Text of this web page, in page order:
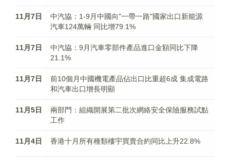
11月7日
中汽協：1-9月中國向"一帶一路"國家出口新能源
汽車124萬輛 同比增79.1%
11月7日
中汽協：9月汽車零部件產品進口金額同比下降
21.1%
11月7日
前10個月中國機電產品佔出口比重超6成 集成電路
和汽車出口增長明顯
11月5日
兩部門：組織開展第二批次網絡安全保險服務試點
工作
11月4日 香港十月所有種類樓宇買賣合約同比上升22.8%